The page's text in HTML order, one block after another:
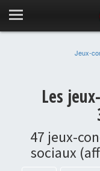
Jeux-
Les
47 jeux-
sociaux